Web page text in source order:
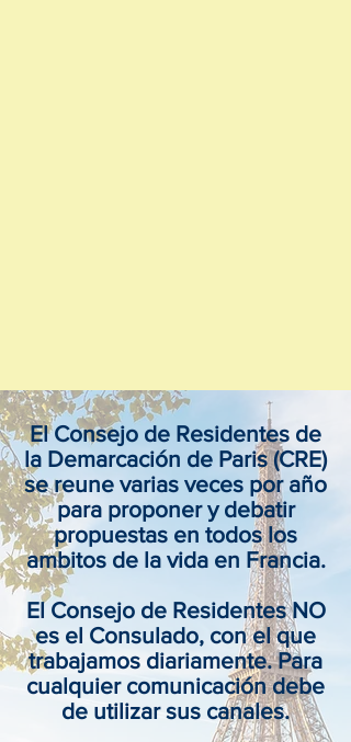
El Consejo de Residentes de
la Demarcación de Paris (CRE)
se reune varias veces por año
para proponer y debatir
propuestas en todos los
ambitos de la vida en Francia.
El Consejo de Residentes NO
es el Consulado, con el que
trabajamos diariamente. Para
cualquier comunicación debe
de utilizar sus canales.